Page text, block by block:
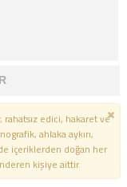
edici, hakaret ve
ahlaka aykırı,
içeriklerden doğan her
kişiye aittir.